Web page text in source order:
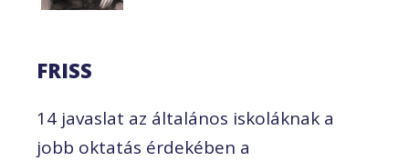
FRISS
14 javaslat az általános iskoláknak a
jobb oktatás érdekében a